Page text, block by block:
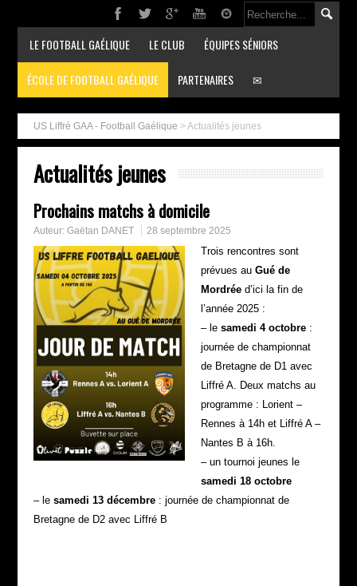
LE FOOTBALL GAÉLIQUE LE CLUB ÉQUIPES SÉNIORS
ÉCOLE DE FOOTBALL GAÉLIQUE PARTENAIRES ✉
US Liffré GAA - Football Gaélique >Actualités jeunes
Actualités jeunes
Prochains matchs à domicile
Auteur:Gaëtan DANET 28 septembre 2025
Trois rencontres sont
prévues auGué de
Mordrée d’ici la fin de
l’année 2025 :
– lesamedi 4 octobre :
journée de championnat
de Bretagne de D1 avec
Liffré A. Deux matchs au
programme : Lorient –
Rennes à 14h et Liffré A –
Nantes B à 16h.
– un tournoi jeunes le
samedi 18 octobre
– lesamedi 13 décembre : journée de championnat de
Bretagne de D2 avec Liffré B